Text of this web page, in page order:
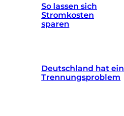
So lassen sich
Stromkosten
sparen
Deutschland hat ein
Trennungsproblem